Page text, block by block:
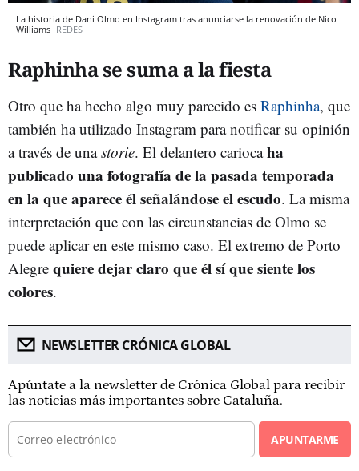
La historia de Dani Olmo en Instagram tras anunciarse la renovación de Nico
Williams REDES
Raphinha se suma a la fiesta
Otro que ha hecho algo muy parecido es Raphinha, que
también ha utilizado Instagram para notificar su opinión
a través de unastorie. El delantero cariocaha
publicado una fotografía de la pasada temporada
en la que aparece él señalándose el escudo. La misma
interpretación que con las circunstancias de Olmo se
puede aplicar en este mismo caso. El extremo de Porto
Alegre quiere dejar claro que él sí que siente los
colores.
NEWSLETTER CRÓNICA GLOBAL
Apúntate a la newsletter de Crónica Global para recibir
las noticias más importantes sobre Cataluña.
APUNTARME